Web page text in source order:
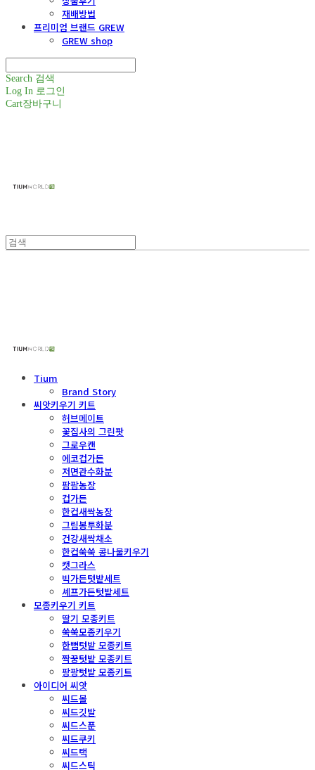
재배방법
프리미엄 브랜드 GREW
GREW shop
Search 검색
Log In 로그인
Cart장바구니
Tium
Brand Story
씨앗키우기 키트
허브메이트
꽃집사의 그린팟
그로우캔
에코컵가든
저면관수화분
팜팜농장
컵가든
한컵새싹농장
그림봉투화분
건강새싹채소
한컵쑥쑥 콩나물키우기
캣그라스
빅가든텃밭세트
셰프가든텃밭세트
모종키우기 키트
딸기 모종키트
쑥쑥모종키우기
한뼘텃밭 모종키트
짝꿍텃밭 모종키트
팡팡텃밭 모종키트
아이디어 씨앗
씨드볼
씨드깃발
씨드스푼
씨드쿠키
씨드택
씨드스틱